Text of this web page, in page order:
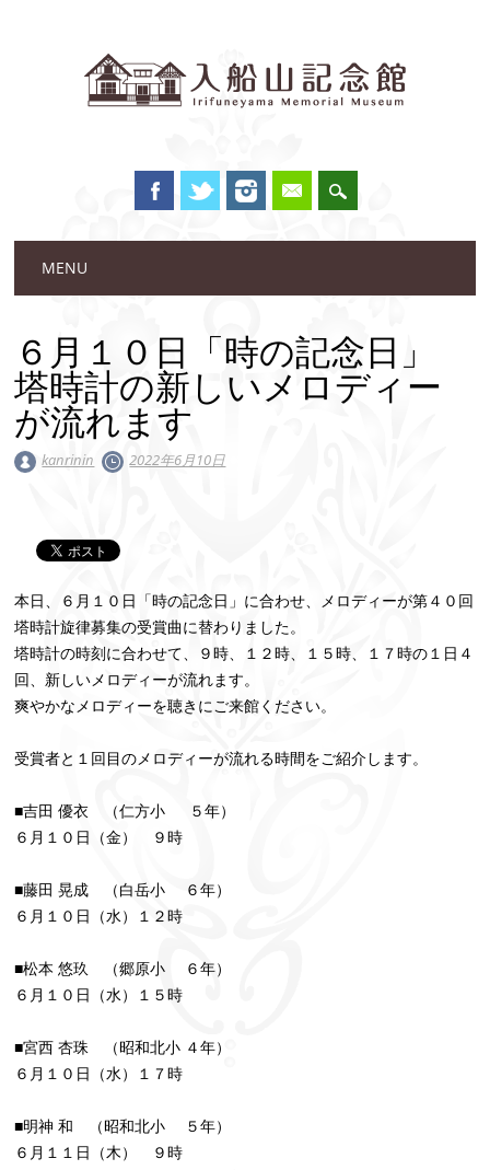
Main menu
MENU
６月１０日「時の記念日」
塔時計の新しいメロディー
が流れます
kanrinin 2022年6月10日
本日、６月１０日「時の記念日」に合わせ、メロディーが第４０回
塔時計旋律募集の受賞曲に替わりました。
塔時計の時刻に合わせて、９時、１２時、１５時、１７時の１日４
回、新しいメロディーが流れます。
爽やかなメロディーを聴きにご来館ください。
受賞者と１回目のメロディーが流れる時間をご紹介します。
■吉田 優衣 （仁方小 ５年）
６月１０日（金） ９時
■藤田 晃成 （白岳小 ６年）
６月１０日（水）１２時
■松本 悠玖 （郷原小 ６年）
６月１０日（水）１５時
■宮西 杏珠 （昭和北小 ４年）
６月１０日（水）１７時
■明神 和 （昭和北小 ５年）
６月１１日（木） ９時